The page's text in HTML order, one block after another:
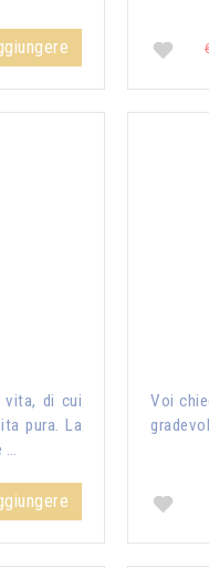
vita, di cui
pura. La
…
Voi